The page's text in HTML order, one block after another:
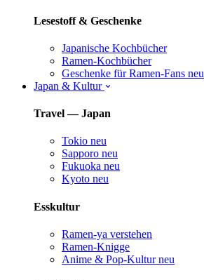
Lesestoff & Geschenke
Japanische Kochbücher
Ramen-Kochbücher
Geschenke für Ramen-Fans neu
Japan & Kultur
Travel — Japan
Tokio neu
Sapporo neu
Fukuoka neu
Kyoto neu
Esskultur
Ramen-ya verstehen
Ramen-Knigge
Anime & Pop-Kultur neu